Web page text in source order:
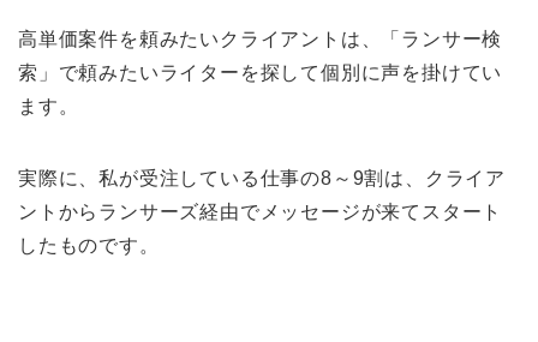
高単価案件を頼みたいクライアントは、「ランサー検
索」で頼みたいライターを探して個別に声を掛けてい
ます。
実際に、私が受注している仕事の8～9割は、クライア
ントからランサーズ経由でメッセージが来てスタート
したものです。